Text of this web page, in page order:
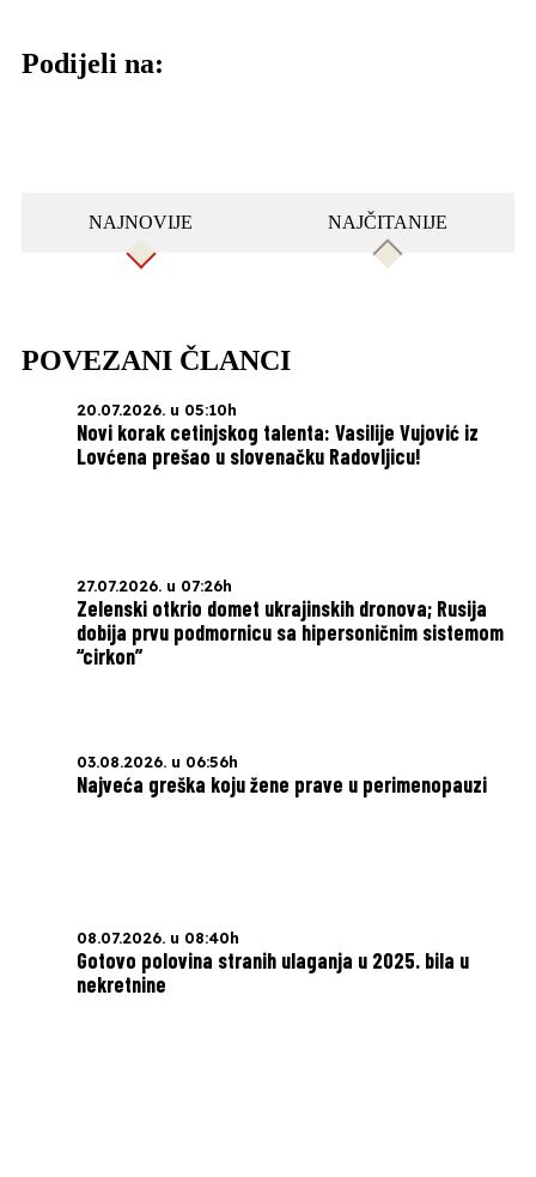
Podijeli na:
NAJNOVIJE NAJČITANIJE
POVEZANI ČLANCI
20.07.2026. u 05:10h
Novi korak cetinjskog talenta: Vasilije Vujović iz
Lovćena prešao u slovenačku Radovljicu!
27.07.2026. u 07:26h
Zelenski otkrio domet ukrajinskih dronova; Rusija
dobija prvu podmornicu sa hipersoničnim sistemom
“cirkon”
03.08.2026. u 06:56h
Najveća greška koju žene prave u perimenopauzi
08.07.2026. u 08:40h
Gotovo polovina stranih ulaganja u 2025. bila u
nekretnine